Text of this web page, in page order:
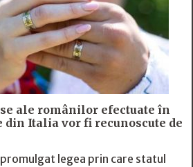
ale românilor efectuate în
Italia vor fi recunoscute de
legea prin care statul